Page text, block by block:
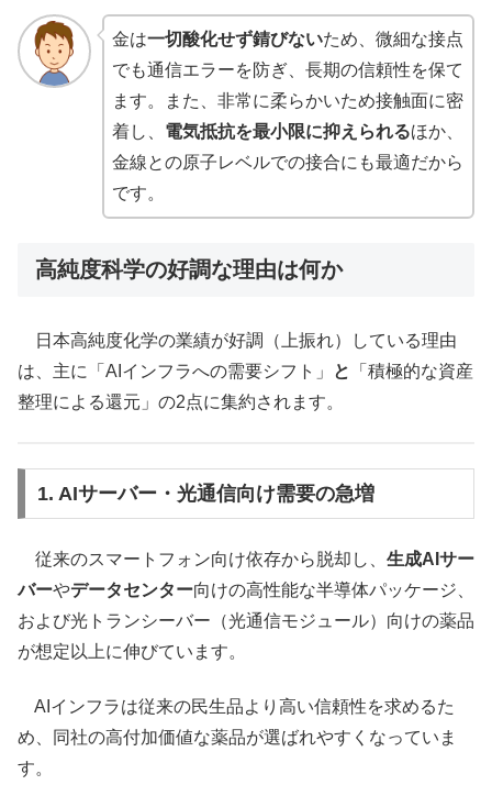
金は一切酸化せず錆びないため、微細な接点
でも通信エラーを防ぎ、長期の信頼性を保て
ます。また、非常に柔らかいため接触面に密
着し、 電気抵抗を最小限に抑えられるほか、
金線との原子レベルでの接合にも最適だから
です。
高純度科学の好調な理由は何か
日本高純度化学の業績が好調（上振れ）している理由
は、主に「AIインフラへの需要シフト」
と
「積極的な資産
整理による還元」の2点に集約されます。
1. AIサーバー・光通信向け需要の急増
従来のスマートフォン向け依存から脱却し、 生成AIサー
バーやデータセンター向けの高性能な半導体パッケージ、
および光トランシーバー（光通信モジュール）向けの薬品
が想定以上に伸びています。
AIインフラは従来の民生品より高い信頼性を求めるた
め、同社の高付加価値な薬品が選ばれやすくなっていま
す。